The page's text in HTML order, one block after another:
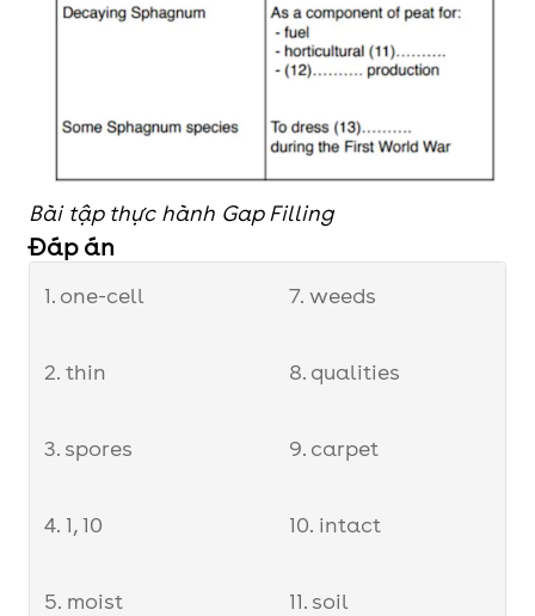
Bài tập thực hành Gap Filling
Đáp án
1. one-cell
2. thin
3. spores
4. 1, 10
5. moist
7. weeds
8. qualities
9. carpet
10. intact
11. soil